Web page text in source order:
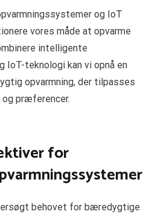
og IoT
vores måde at opvarme
intelligente
IoT-teknologi kan vi opnå en
opvarmning, der tilpasses
og præferencer.
for
behovet for bæredygtige